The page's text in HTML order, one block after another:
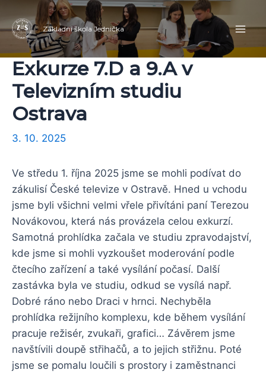
Přeskočit
na
obsah
Základní škola Jednička
Exkurze 7.D a 9.A v
Televizním studiu
Ostrava
3. 10. 2025
Ve středu 1. října 2025 jsme se mohli podívat do
zákulisí České televize v Ostravě. Hned u vchodu
jsme byli všichni velmi vřele přivítáni paní Terezou
Novákovou, která nás provázela celou exkurzí.
Samotná prohlídka začala ve studiu zpravodajství,
kde jsme si mohli vyzkoušet moderování podle
čtecího zařízení a také vysílání počasí. Další
zastávka byla ve studiu, odkud se vysílá např.
Dobré ráno nebo Draci v hrnci. Nechyběla
prohlídka režijního komplexu, kde během vysílání
pracuje režisér, zvukaři, grafici… Závěrem jsme
navštívili doupě střihačů, a to jejich střižnu. Poté
jsme se pomalu loučili s prostory i zaměstnanci
Navigace
pro
příspěvek